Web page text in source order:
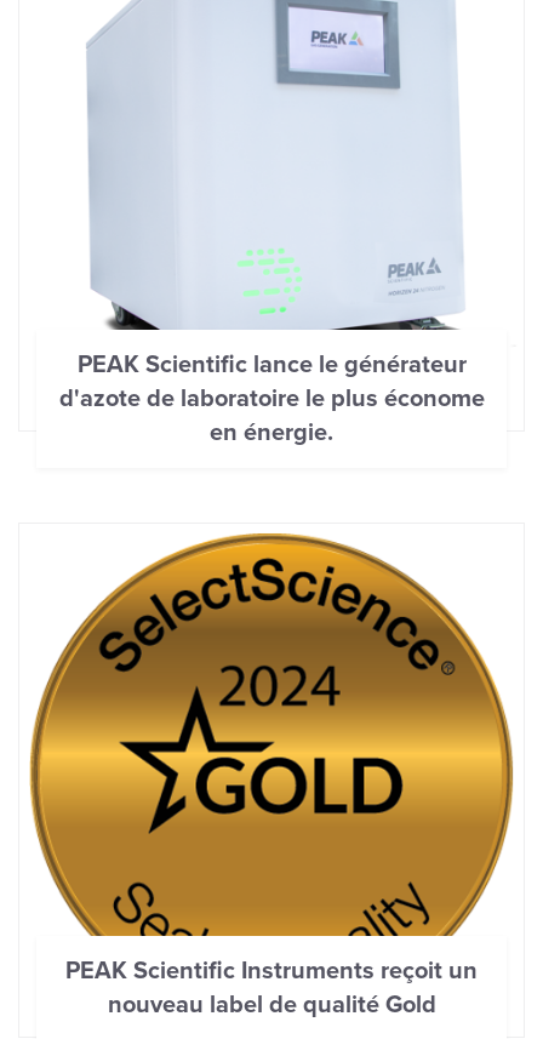
PEAK Scientific lance le générateur
d'azote de laboratoire le plus économe
en énergie.
PEAK Scientific Instruments reçoit un
nouveau label de qualité Gold